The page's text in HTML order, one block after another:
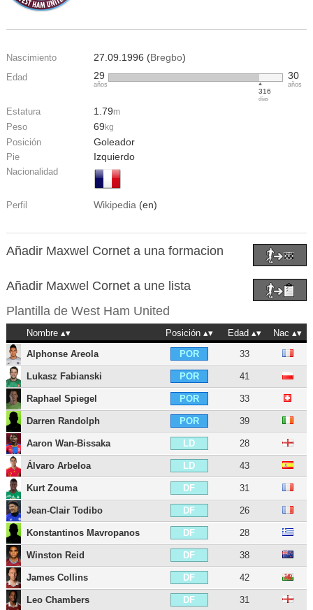
Nascimiento 27.09.1996 (Bregbo)
Edad 29
años
316
días
30
años
Estatura 1.79m
Peso 69 kg
Posición Goleador
Pie Izquierdo
Nacionalidad
Perfil Wikipedia (en)
Añadir Maxwel Cornet a una formacion
Añadir Maxwel Cornet a une lista
Plantilla de West Ham United
Nombre Posición Edad
Nac
Alphonse Areola
POR 33
Lukasz Fabianski POR 41
Raphael Spiegel POR 33
Darren Randolph POR 39
Aaron Wan-Bissaka LD 28
Álvaro Arbeloa LD 43
Kurt Zouma DF 31
Jean-Clair Todibo DF 26
Konstantinos Mavropanos DF 28
Winston Reid DF 38
James Collins DF 42
Leo Chambers DF 31